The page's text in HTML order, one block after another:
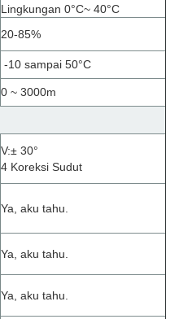
Lingkungan 0°C~ 40°C
20-85%
-10 sampai 50°C
0 ~ 3000m
V:± 30°
4 Koreksi Sudut
Ya, aku tahu.
Ya, aku tahu.
Ya, aku tahu.